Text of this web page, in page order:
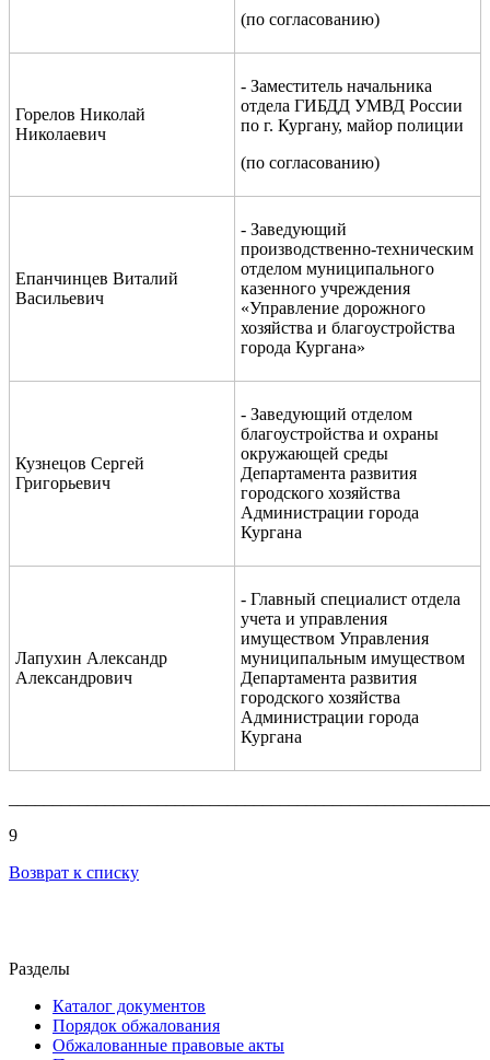
(по согласованию)
Горелов Николай
Николаевич
- Заместитель начальника
отдела ГИБДД УМВД России
по г. Кургану, майор полиции
(по согласованию)
Епанчинцев Виталий
Васильевич
- Заведующий
производственно-техническим
отделом муниципального
казенного учреждения
«Управление дорожного
хозяйства и благоустройства
города Кургана»
Кузнецов Сергей
Григорьевич
- Заведующий отделом
благоустройства и охраны
окружающей среды
Департамента развития
городского хозяйства
Администрации города
Кургана
Лапухин Александр
Александрович
- Главный специалист отдела
учета и управления
имуществом Управления
муниципальным имуществом
Департамента развития
городского хозяйства
Администрации города
Кургана
9
Возврат к списку
Разделы
Каталог документов
Порядок обжалования
Обжалованные правовые акты